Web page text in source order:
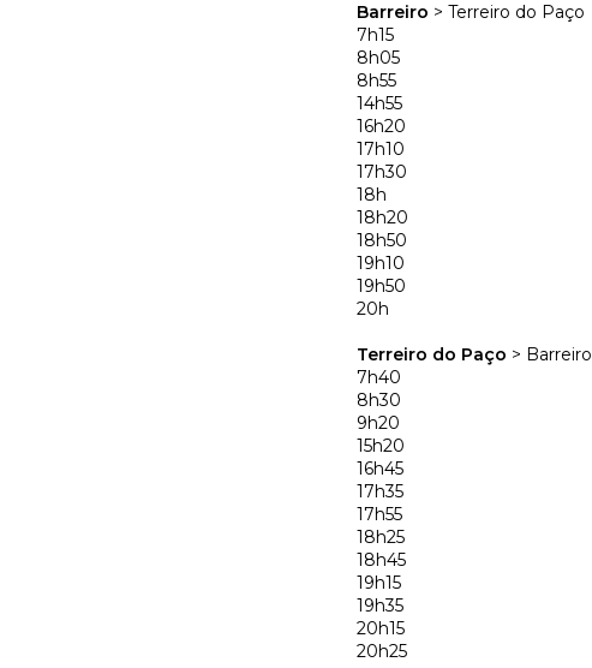
Barreiro > Terreiro do Paço
7h15
8h05
8h55
14h55
16h20
17h10
17h30
18h
18h20
18h50
19h10
19h50
20h
Terreiro do Paço > Barreiro
7h40
8h30
9h20
15h20
16h45
17h35
17h55
18h25
18h45
19h15
19h35
20h15
20h25